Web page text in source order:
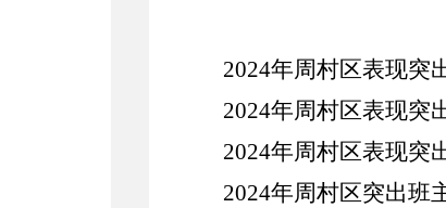
2024年周村区表现突
2024年周村区表现突
2024年周村区表现突
2024年周村区突出班